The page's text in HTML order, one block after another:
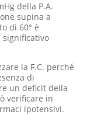
della P.A.
supina a
di 60° è
la F.C. perché
di
un deficit della
verificare in
ipotensivi.